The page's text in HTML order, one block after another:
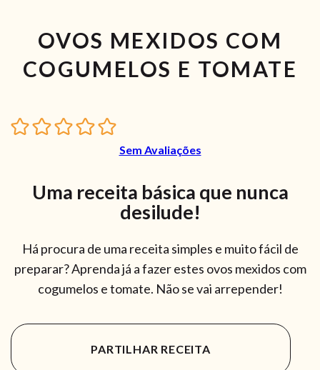
OVOS MEXIDOS COM
COGUMELOS E TOMATE
Sem Avaliações
Uma receita básica que nunca
desilude!
Há procura de uma receita simples e muito fácil de
preparar? Aprenda já a fazer estes ovos mexidos com
cogumelos e tomate. Não se vai arrepender!
PARTILHAR RECEITA